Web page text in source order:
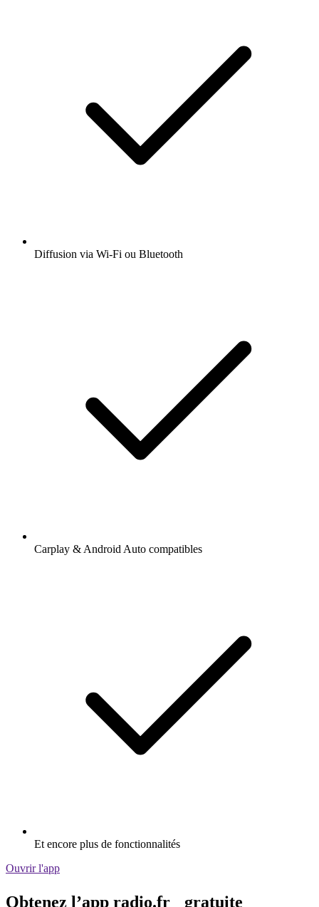
Diffusion via Wi-Fi ou Bluetooth
Carplay & Android Auto compatibles
Et encore plus de fonctionnalités
Ouvrir l'app
Obtenez l’app radio.fr gratuite